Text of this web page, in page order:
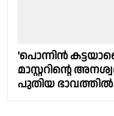
'പൊന്നിൻ
മാസ്റ്ററിന്റെ
പുതിയ ഭാവത്തിൽ